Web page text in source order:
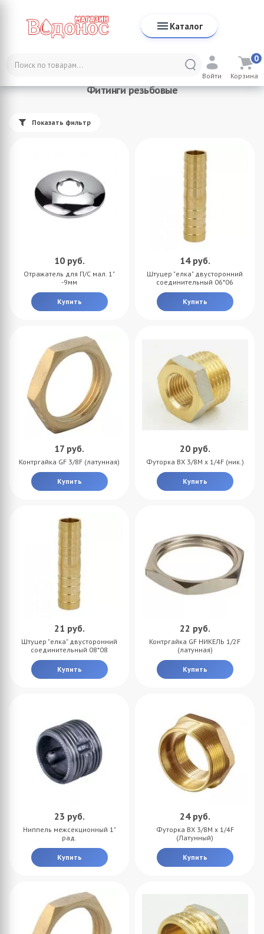
Каталог
Войти Корзина
0
Каталог Фитинги резьбовые
Фитинги резьбовые
Показать фильтр
10 руб.
Отражатель для П/С мал. 1"
-9мм
Купить
14 руб.
Штуцер "елка" двусторонний
соединительный 06*06
Купить
17 руб.
Контргайка GF 3/8F (латунная)
Купить
20 руб.
Футорка BX 3/8M x 1/4F (ник.)
Купить
21 руб.
Штуцер "елка" двусторонний
соединительный 08*08
Купить
22 руб.
Контргайка GF НИКЕЛЬ 1/2F
(латунная)
Купить
23 руб.
Ниппель межсекционный 1"
рад.
Купить
24 руб.
Футорка BX 3/8M x 1/4F
(Латунный)
Купить